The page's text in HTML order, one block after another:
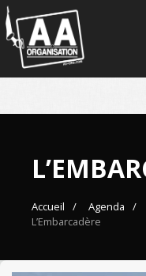
Panneau de gestion des
Accueil Agenda
L’Embarcadère